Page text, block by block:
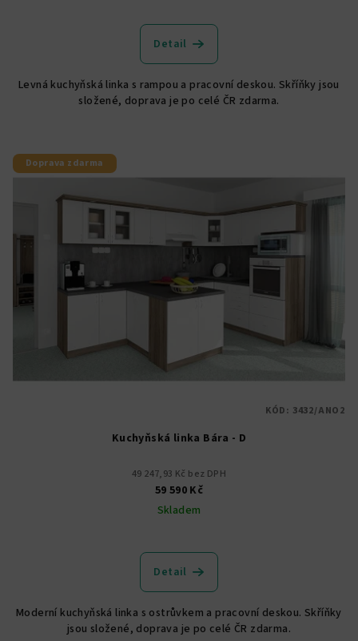
Detail
Levná kuchyňská linka s rampou a pracovní deskou. Skříňky jsou
složené, doprava je po celé ČR zdarma.
Doprava zdarma
Kuchyňská linka Bára - D
49 247,93 Kč bez DPH
59 590 Kč
Skladem
Detail
Moderní kuchyňská linka s ostrůvkem a pracovní deskou. Skříňky
jsou složené, doprava je po celé ČR zdarma.
KÓD: 3432/ANO2